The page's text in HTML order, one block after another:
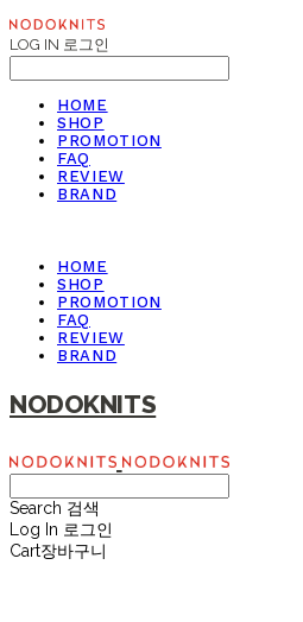
LOG IN 로그인
HOME
SHOP
PROMOTION
FAQ
REVIEW
BRAND
HOME
SHOP
PROMOTION
FAQ
REVIEW
BRAND
NODOKNITS
Search 검색
Log In 로그인
Cart장바구니